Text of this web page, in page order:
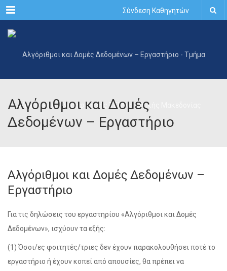
Menu Σύνδεση Καθηγητών
Αλγόριθμοι και Δομές
Δεδομένων – Εργαστήριο
Αλγόριθμοι και Δομές Δεδομένων –
Εργαστήριο
Για τις δηλώσεις του εργαστηρίου «Αλγόριθμοι και Δομές
Δεδομένων», ισχύουν τα εξής:
(1) Όσοι/ες φοιτητές/τριες δεν έχουν παρακολουθήσει ποτέ το
εργαστήριο ή έχουν κοπεί από απουσίες, θα πρέπει να